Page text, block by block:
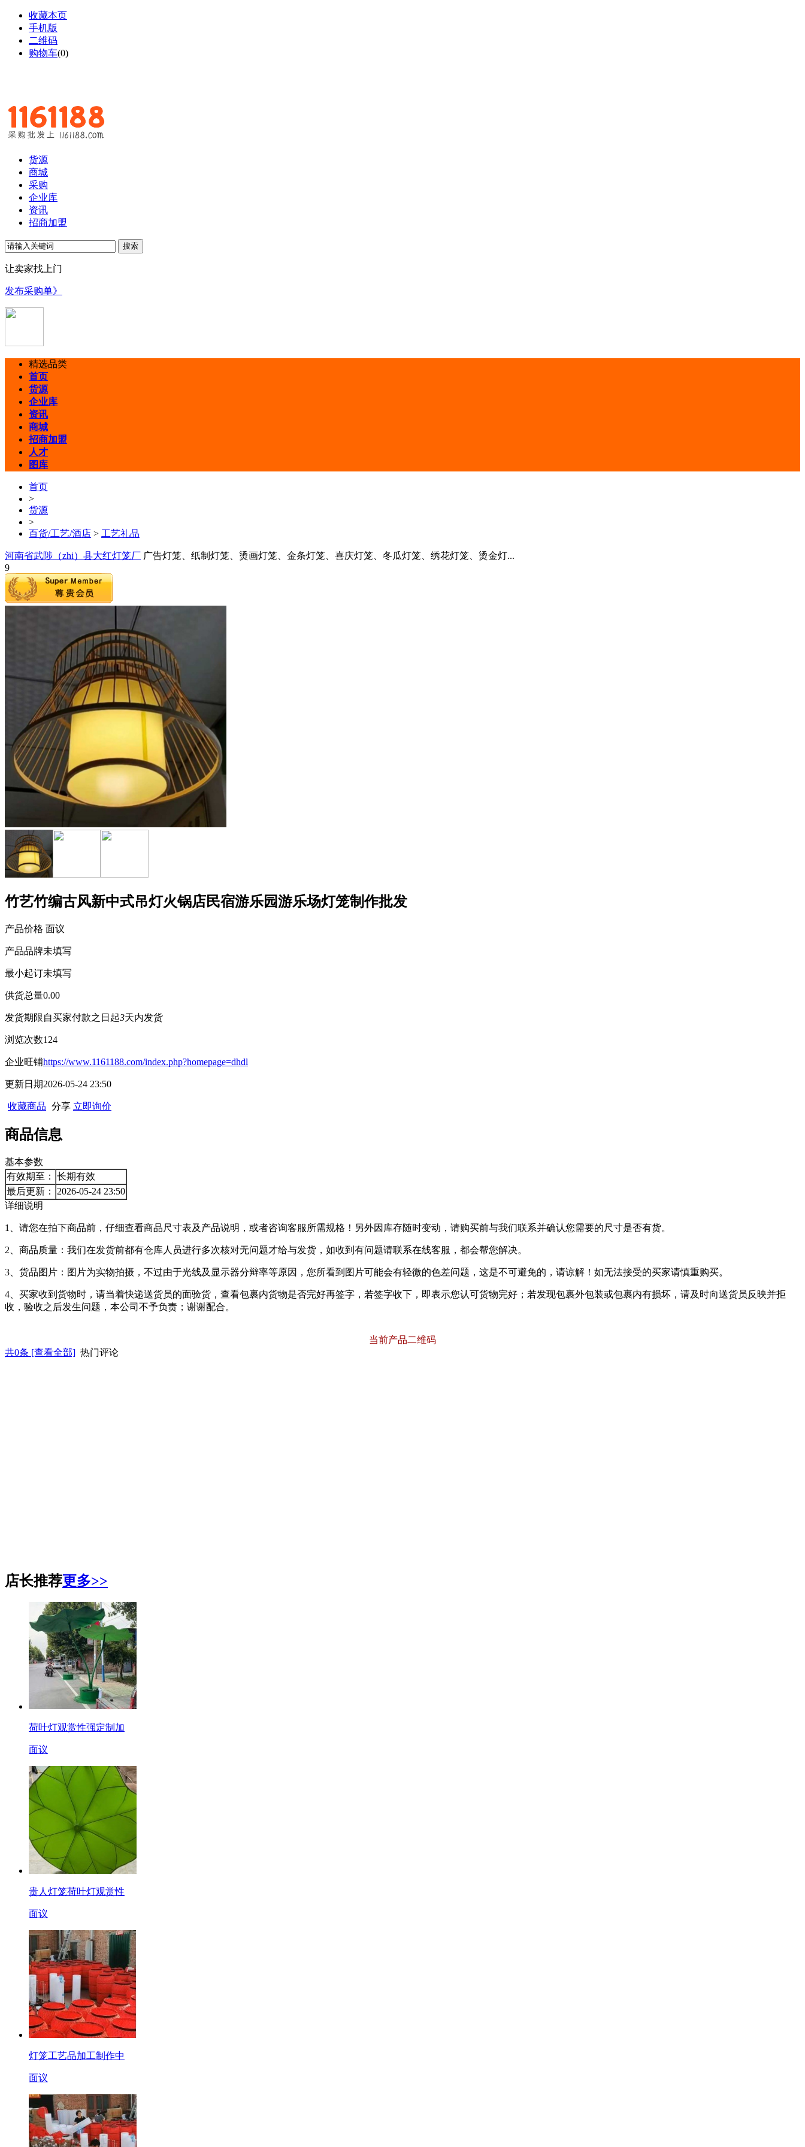
收藏本页
手机版
二维码
购物车(0)
货源
商城
采购
企业库
资讯
招商加盟
让卖家找上门
发布采购单》
精选品类
首页
货源
企业库
资讯
商城
招商加盟
人才
图库
首页
>
货源
>
百货/工艺/酒店 > 工艺礼品
河南省武陟（zhi）县大红灯笼厂 广告灯笼、纸制灯笼、烫画灯笼、金条灯笼、喜庆灯笼、冬瓜灯笼、绣花灯笼、烫金灯...
9
竹艺竹编古风新中式吊灯火锅店民宿游乐园游乐场灯笼制作批发
产品价格 面议
产品品牌未填写
最小起订未填写
供货总量0.00
发货期限自买家付款之日起3天内发货
浏览次数124
企业旺铺https://www.1161188.com/index.php?homepage=dhdl
更新日期2026-05-24 23:50
收藏商品 分享 立即询价
商品信息
基本参数
有效期至：
长期有效
最后更新：
2026-05-24 23:50
详细说明
1、请您在拍下商品前，仔细查看商品尺寸表及产品说明，或者咨询客服所需规格！另外因库存随时变动，请购买前与我们联系并确认您需要的尺寸是否有货。
2、商品质量：我们在发货前都有仓库人员进行多次核对无问题才给与发货，如收到有问题请联系在线客服，都会帮您解决。
3、货品图片：图片为实物拍摄，不过由于光线及显示器分辩率等原因，您所看到图片可能会有轻微的色差问题，这是不可避免的，请谅解！如无法接受的买家请慎重购买。
4、买家收到货物时，请当着快递送货员的面验货，查看包裹内货物是否完好再签字，若签字收下，即表示您认可货物完好；若发现包裹外包装或包裹内有损坏，请及时向送货员反映并拒
收，验收之后发生问题，本公司不予负责；谢谢配合。
当前产品二维码
共0条 [查看全部] 热门评论
店长推荐更多>>
荷叶灯观赏性强定制加
面议
贵人灯笼荷叶灯观赏性
面议
灯笼工艺品加工制作中
面议